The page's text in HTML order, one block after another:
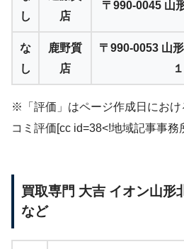
し
店
〒990-0045 山
な
し
鹿野質
店
〒990-0053 山
※「評価」はページ作成日におけ
コミ評価[cc id=38<!地域記事事務
買取専門 大吉 イオン山形
など